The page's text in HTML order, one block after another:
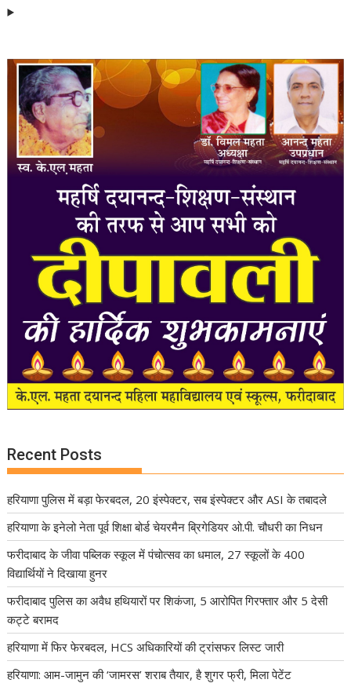
Recent Posts
हरियाणा पुलिस में बड़ा फेरबदल, 20 इंस्पेक्टर, सब इंस्पेक्टर और ASI के तबादले
हरियाणा के इनेलो नेता पूर्व शिक्षा बोर्ड चेयरमैन ब्रिगेडियर ओ.पी. चौधरी का निधन
फरीदाबाद के जीवा पब्लिक स्कूल में पंचोत्सव का धमाल, 27 स्कूलों के 400
विद्यार्थियों ने दिखाया हुनर
फरीदाबाद पुलिस का अवैध हथियारों पर शिकंजा, 5 आरोपित गिरफ्तार और 5 देसी
कट्टे बरामद
हरियाणा में फिर फेरबदल, HCS अधिकारियों की ट्रांसफर लिस्ट जारी
हरियाणा: आम-जामुन की ‘जामरस’ शराब तैयार, है शुगर फ्री, मिला पेटेंट